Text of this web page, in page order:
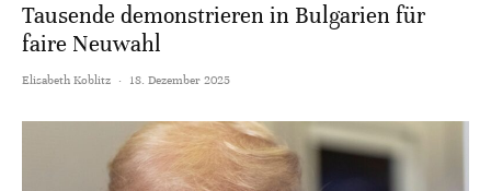
Tausende demonstrieren in Bulgarien für
faire Neuwahl
Elisabeth Koblitz · 18. Dezember 2025